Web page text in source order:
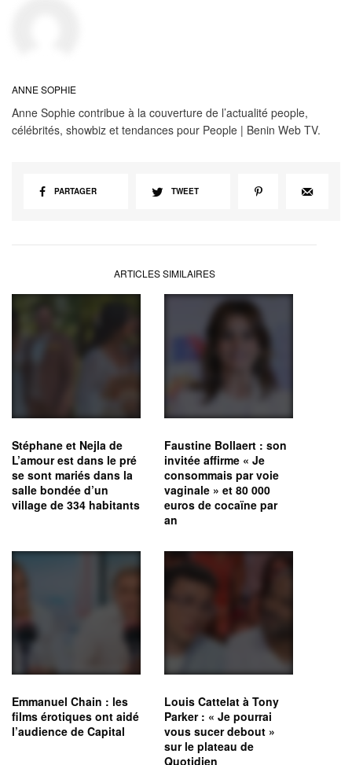
ANNE SOPHIE
Anne Sophie contribue à la couverture de l’actualité people,
célébrités, showbiz et tendances pour People | Benin Web TV.
PARTAGER TWEET
ARTICLES SIMILAIRES
Stéphane et Nejla de
L’amour est dans le pré
se sont mariés dans la
salle bondée d’un
village de 334 habitants
Faustine Bollaert : son
invitée affirme « Je
consommais par voie
vaginale » et 80 000
euros de cocaïne par
an
Emmanuel Chain : les
films érotiques ont aidé
l’audience de Capital
Louis Cattelat à Tony
Parker : « Je pourrai
vous sucer debout »
sur le plateau de
Quotidien